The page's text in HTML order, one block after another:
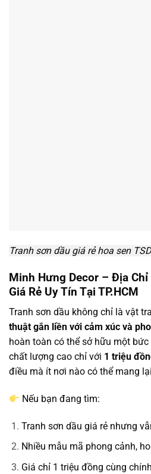
Tranh sơn dầu giá rẻ hoa sen
Minh Hưng Decor – Địa Chỉ
Giá Rẻ Uy Tín Tại TP.HCM
Tranh sơn dầu không chỉ là vật
thuật gắn liền với cảm xúc và
hoàn toàn có thể sở hữu một
chất lượng cao chỉ với 1 triệu
điều mà ít nơi nào có thể mang
Nếu bạn đang tìm:
Tranh sơn dầu giá rẻ nhưng
Nhiều mẫu mã phong cảnh,
Giá chỉ 1 triệu đồng cùng